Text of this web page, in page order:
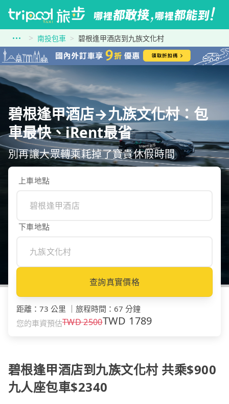
南投包車 碧根逢甲酒店到九族文化村
碧根逢甲酒店→九族文化村：包
車最快、iRent最省
別再讓大眾轉乘耗掉了寶貴休假時間
上車地點
下車地點
查詢真實價格
距離 ： 73 公里 旅程時間 ： 67 分鐘
您的車資預估TWD2500TWD 1789
碧根逢甲酒店到九族文化村 共乘$900
九人座包車$2340